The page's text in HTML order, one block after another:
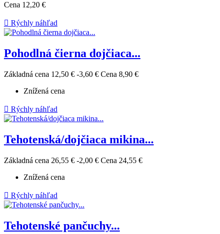
Cena 12,20 €
 Rýchly náhľad
Pohodlná čierna dojčiaca...
Základná cena 12,50 € -3,60 € Cena 8,90 €
Znížená cena
 Rýchly náhľad
Tehotenská/dojčiaca mikina...
Základná cena 26,55 € -2,00 € Cena 24,55 €
Znížená cena
 Rýchly náhľad
Tehotenské pančuchy...